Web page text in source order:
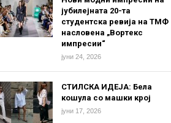
јубилејната 20-та
студентска ревија на ТМФ
насловена „Вортекс
импресии“
јуни 24, 2026
СТИЛСКА ИДЕЈА: Бела
кошула со машки крој
јуни 17, 2026